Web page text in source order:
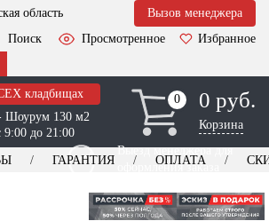
область
Вызов менеджера
Поиск Просмотренное
Избранное
кладбищах
Шоурум 130 м2
9:00 до 21:00
0
0 0 руб.
Корзина
Выезд менеджера для
оформления заказа
23
ГАРАНТИЯ ОПЛАТА